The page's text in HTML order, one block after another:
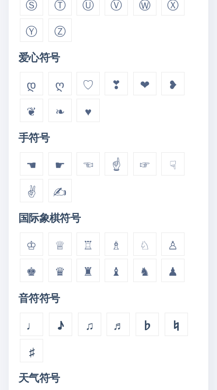
Ⓢ
Ⓣ Ⓤ Ⓥ Ⓦ
Ⓧ
Ⓨ
Ⓩ
爱心符号
დ ღ ♡ ❣ ❤
❥
❦
❧ ♥
手符号
☚ ☛ ☜ ☝ ☞
☟
✌
✍
国际象棋符号
♔ ♕ ♖ ♗ ♘
♙
♚
♛ ♜ ♝ ♞ ♟
音符符号
♩ ♪ ♫ ♬ ♭
♮
♯
天气符号